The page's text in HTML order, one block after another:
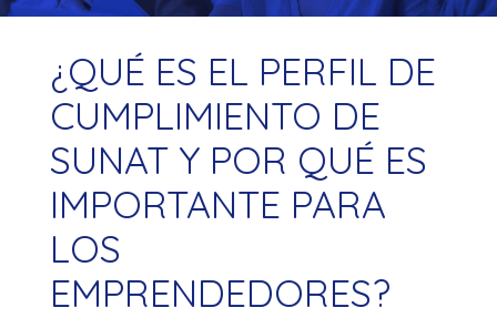
¿QUÉ ES EL PERFIL DE
CUMPLIMIENTO DE
SUNAT Y POR QUÉ ES
IMPORTANTE PARA
LOS
EMPRENDEDORES?